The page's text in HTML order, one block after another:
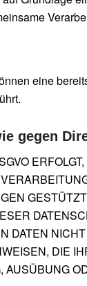
eine
gegen
DATEN
DIE